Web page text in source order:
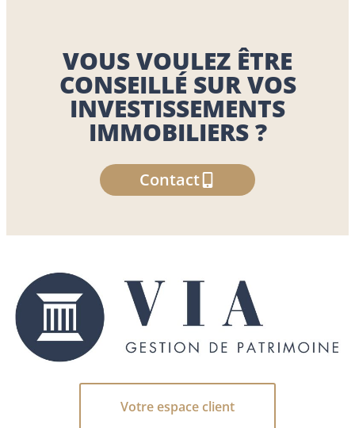
VOUS VOULEZ ÊTRE
CONSEILLÉ SUR VOS
INVESTISSEMENTS
IMMOBILIERS ?
Contact
Votre espace client